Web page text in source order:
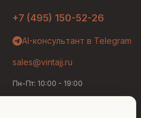
+7 (495) 150-52-26
AI-консультант в Telegram
sales@vintajj.ru
Пн-Пт: 10:00 - 19:00